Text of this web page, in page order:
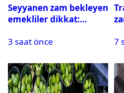
Seyyanen zam bekleyen
emekliler dikkat:
son noktayı koydu
3 saat önce
7